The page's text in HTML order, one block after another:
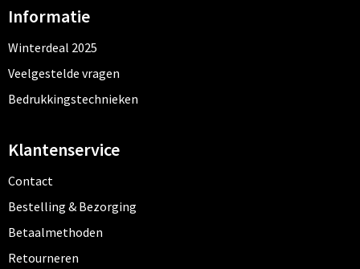
Informatie
Winterdeal 2025
Veelgestelde vragen
Bedrukkingstechnieken
Klantenservice
Contact
Bestelling & Bezorging
Betaalmethoden
Retourneren